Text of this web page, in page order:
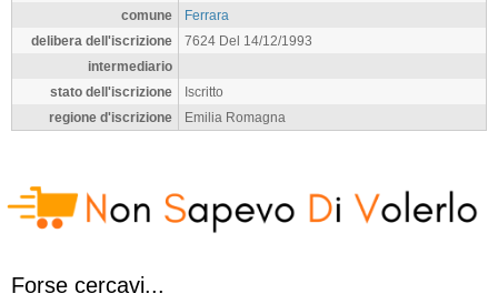
comune
Ferrara
delibera dell'iscrizione
7624 Del 14/12/1993
intermediario
stato dell'iscrizione
Iscritto
regione d'iscrizione
Emilia Romagna
Forse cercavi...